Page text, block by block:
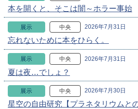
本を開くと、そこは闇～ホラー事始
展示 中央 2026年7月31日
忘れないために本をひらく。
展示 中央 2026年7月31日
夏は夜…でしょ？
展示 中央 2026年7月30日
星空の自由研究【プラネタリウムと